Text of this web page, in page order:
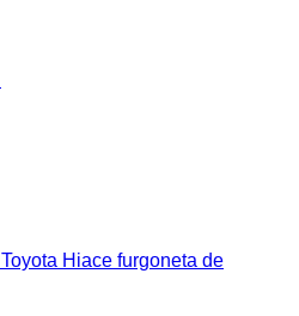
Toyota Hiace furgoneta de